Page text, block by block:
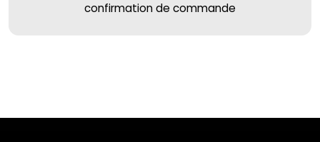
confirmation de commande